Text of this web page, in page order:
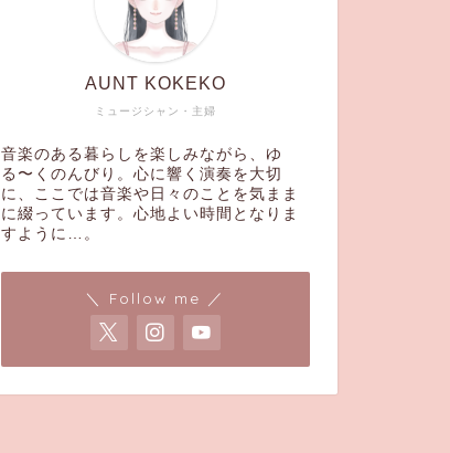
ミュージシャン・主婦
AUNT KOKEKO
音楽のある暮らしを楽しみながら、ゆ
る〜くのんびり。心に響く演奏を大切
に、ここでは音楽や日々のことを気まま
に綴っています。心地よい時間となりま
すように…。
＼ Follow me ／